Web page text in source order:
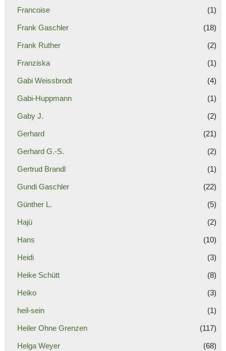
Francoise (1)
Frank Gaschler (18)
Frank Ruther (2)
Franziska (1)
Gabi Weissbrodt (4)
Gabi-Huppmann (1)
Gaby J. (2)
Gerhard (21)
Gerhard G.-S. (2)
Gertrud Brandl (1)
Gundi Gaschler (22)
Günther L. (5)
Hajü (2)
Hans (10)
Heidi (3)
Heike Schütt (8)
Heiko (3)
heil-sein (1)
Heiler Ohne Grenzen (117)
Helga Weyer (68)